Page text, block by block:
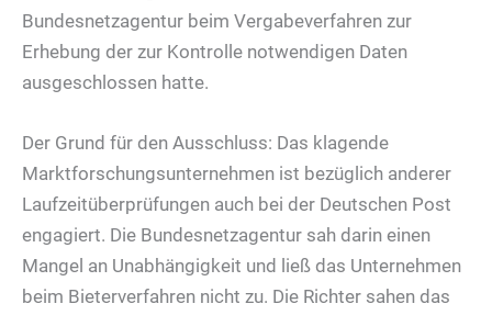
Bundesnetzagentur beim Vergabeverfahren zur
Erhebung der zur Kontrolle notwendigen Daten
ausgeschlossen hatte.
Der Grund für den Ausschluss: Das klagende
Marktforschungsunternehmen ist bezüglich anderer
Laufzeitüberprüfungen auch bei der Deutschen Post
engagiert. Die Bundesnetzagentur sah darin einen
Mangel an Unabhängigkeit und ließ das Unternehmen
beim Bieterverfahren nicht zu. Die Richter sahen das